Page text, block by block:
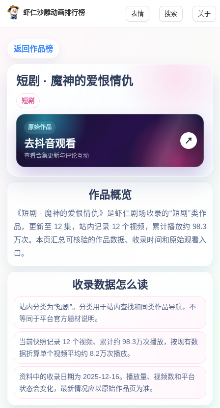
虾仁沙雕动画排行榜 表情 搜索 关于
返回作品榜
短剧 · 魔神的爱恨情仇
短剧
原始作品
去抖音观看
查看合集更新与评论互动
↗
作品概览
《短剧 · 魔神的爱恨情仇》是虾仁剧场收录的“短剧”类作
品，更新至 12 集，站内记录 12 个视频，累计播放约 98.3
万次。本页汇总可核验的作品数据、收录时间和原始观看入
口。
收录数据怎么读
站内分类为“短剧”。分类用于站内查找和同类作品导航，不
等同于平台官方题材说明。
当前快照记录 12 个视频、累计约 98.3万次播放，按现有数
据折算单个视频平均约 8.2万次播放。
资料中的收录日期为 2025-12-16。播放量、视频数和平台
状态会变化，最新情况应以原始作品页为准。